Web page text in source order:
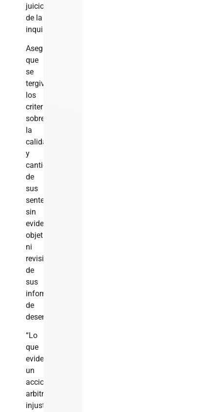
juicios
de la
inquisición”.
Asegura
que
se
tergiversaron
los
criterios
sobre
la
calidad
y
cantidad
de
sus
sentencias,
sin
evidencias
objetivas
ni
revisión
de
sus
informes
de
desempeño.
“Lo
que
evidencia
un
accionar
arbitrario,
injusto,